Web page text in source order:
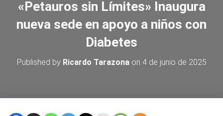
«Petauros sin Límites» Inaugura
nueva sede en apoyo a niños con
Diabetes
Published by Ricardo Tarazonaon 4 de junio de 2025